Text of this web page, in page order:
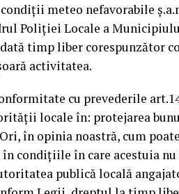
meteo nefavorabile
Poliției Locale a
timp liber corespunzător
activitatea.
cu prevederile
locale în: protejarea
în opinia noastră, cum
condițiile în care acestuia
publică locală